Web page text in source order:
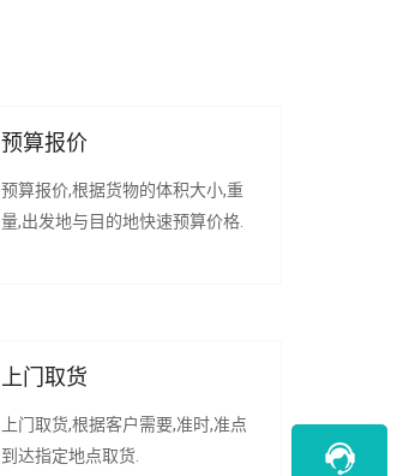
预算报价
预算报价,根据货物的体积大小,重
量,出发地与目的地快速预算价格.
上门取货
上门取货,根据客户需要,准时,准点
到达指定地点取货.